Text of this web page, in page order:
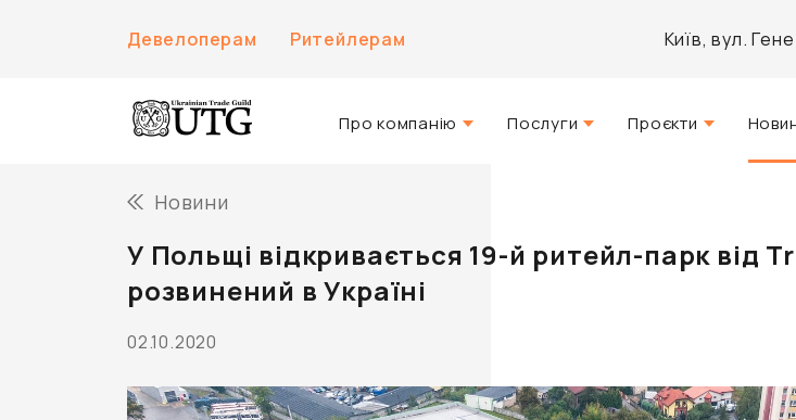
Девелоперам Ритейлерам Київ, вул.
Про компанію
Команда UTG
Послуги
Агентські послуги
Проєкти
Розроблені
Новини
У Польщі відкривається 19-й ритейл-парк від
розвинений в Україні
02.10.2020